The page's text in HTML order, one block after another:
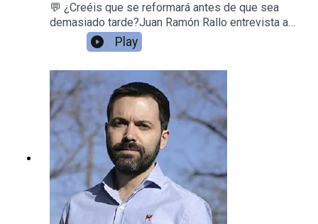
💬 ¿Creéis que se reformará antes de que sea
demasiado tarde?Juan Ramón Rallo entrevista a
Daniel Fernández y Santiago Calvo (Universidad
de las Espérides) sobre la insostenibilidad del
sistema público de pensiones en España.Las
pensiones son, de media, un 60% más generosas
de lo que se ha cotizado. El sistema de reparto
genera un valor actual neto negativo para los
trabajadores actuales y la inmigración o la
productividad de la IA no solucionan el problema
de fondo.
Play